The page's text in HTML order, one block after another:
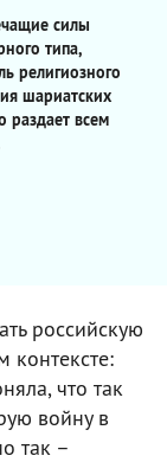
силы
типа,
религиозного
шариатских
раздает всем
российскую
контексте:
что так
войну в
так –